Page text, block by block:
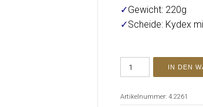
✓Gewicht: 220g
✓Scheide: Kydex
IN DEN
Artikelnummer: 4.2261